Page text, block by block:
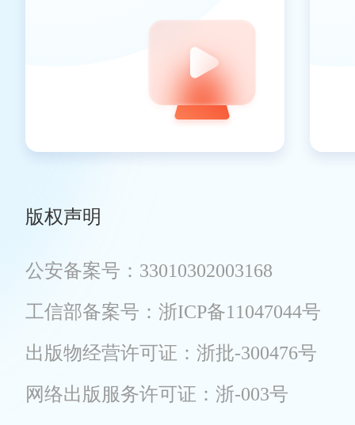
版权声明
公安备案号：33010302003168
工信部备案号：浙ICP备11047044号
出版物经营许可证：浙批-300476号
网络出版服务许可证：浙-003号